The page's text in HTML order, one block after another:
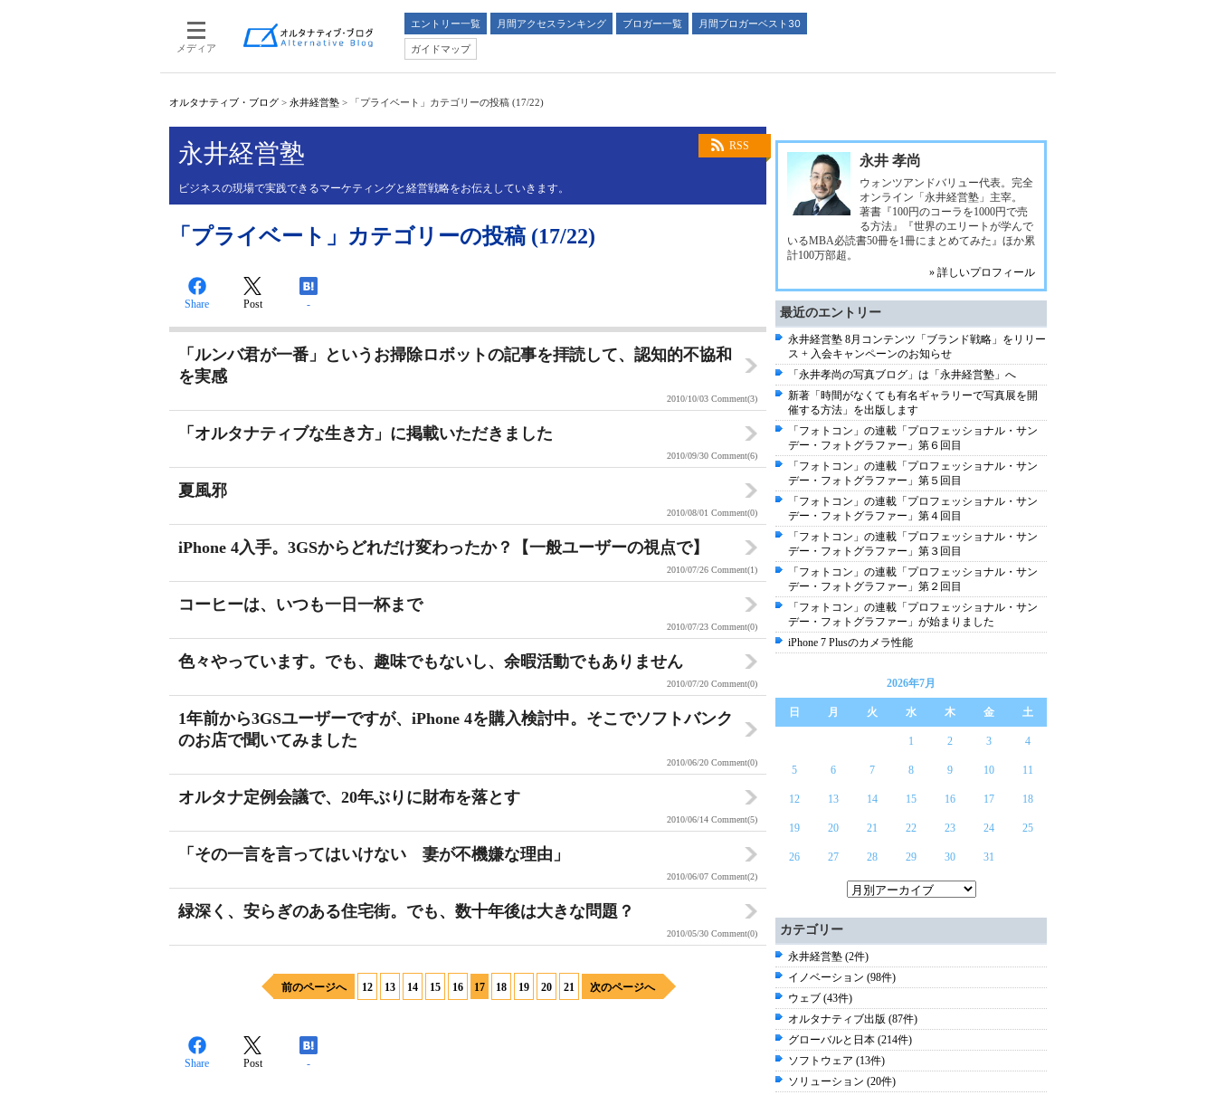
メディア
エントリー一覧 月間アクセスランキング ブロガー一覧
月間ブロガーベスト30
ガイドマップ
オルタナティブ・ブログ > 永井経営塾 > 「プライベート」カテゴリーの投稿 (17/22)
RSS
永井経営塾
ビジネスの現場で実践できるマーケティングと経営戦略をお伝えしていきます。
「プライベート」カテゴリーの投稿 (17/22)
Share Post -
「ルンバ君が一番」というお掃除ロボットの記事を拝読して、認知的不協和
を実感
2010/10/03 Comment(3)
「オルタナティブな生き方」に掲載いただきました
2010/09/30 Comment(6)
夏風邪
2010/08/01 Comment(0)
iPhone 4入手。3GSからどれだけ変わったか？【一般ユーザーの視点で】
2010/07/26 Comment(1)
コーヒーは、いつも一日一杯まで
2010/07/23 Comment(0)
色々やっています。でも、趣味でもないし、余暇活動でもありません
2010/07/20 Comment(0)
1年前から3GSユーザーですが、iPhone 4を購入検討中。そこでソフトバンク
のお店で聞いてみました
2010/06/20 Comment(0)
オルタナ定例会議で、20年ぶりに財布を落とす
2010/06/14 Comment(5)
「その一言を言ってはいけない 妻が不機嫌な理由」
2010/06/07 Comment(2)
緑深く、安らぎのある住宅街。でも、数十年後は大きな問題？
2010/05/30 Comment(0)
前のページへ 12 13 14 15 16 17 18 19 20 21 次のページへ
Share Post -
永井 孝尚
ウォンツアンドバリュー代表。完全
オンライン「永井経営塾」主宰。
著書『100円のコーラを1000円で売
る方法』『世界のエリートが学んで
いるMBA必読書50冊を1冊にまとめてみた』ほか累
計100万部超。
» 詳しいプロフィール
最近のエントリー
永井経営塾 8月コンテンツ「ブランド戦略」をリリー
ス + 入会キャンペーンのお知らせ
「永井孝尚の写真ブログ」は「永井経営塾」へ
新著「時間がなくても有名ギャラリーで写真展を開
催する方法」を出版します
「フォトコン」の連載「プロフェッショナル・サン
デー・フォトグラファー」第６回目
「フォトコン」の連載「プロフェッショナル・サン
デー・フォトグラファー」第５回目
「フォトコン」の連載「プロフェッショナル・サン
デー・フォトグラファー」第４回目
「フォトコン」の連載「プロフェッショナル・サン
デー・フォトグラファー」第３回目
「フォトコン」の連載「プロフェッショナル・サン
デー・フォトグラファー」第２回目
「フォトコン」の連載「プロフェッショナル・サン
デー・フォトグラファー」が始まりました
iPhone 7 Plusのカメラ性能
2026年7月
日 月 火 水 木 金 土
1 2 3 4
5 6 7 8 9 10 11
12 13 14 15 16 17 18
19 20 21 22 23 24 25
26 27 28 29 30 31
カテゴリー
永井経営塾 (2件)
イノベーション (98件)
ウェブ (43件)
オルタナティブ出版 (87件)
グローバルと日本 (214件)
ソフトウェア (13件)
ソリューション (20件)